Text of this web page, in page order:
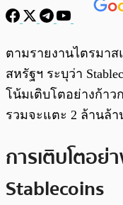
พร้อมเล่น
ตามรายงานไตรมาส
สหรัฐฯ ระบุว่า
โน้มเติบโตอย่างก้าว
รวมจะแตะ 2 ล้านล้า
การเติบโตอย่
Stablecoins